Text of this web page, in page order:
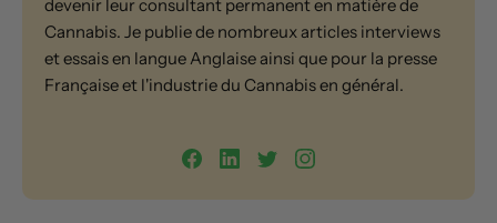
devenir leur consultant permanent en matière de
Cannabis. Je publie de nombreux articles interviews
et essais en langue Anglaise ainsi que pour la presse
Française et l'industrie du Cannabis en général.